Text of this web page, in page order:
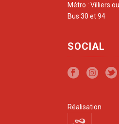
Métro : Villiers
Bus 30 et 94
SOCIAL
Réalisation